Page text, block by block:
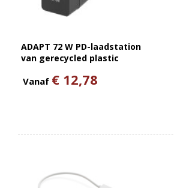
ADAPT 72 W PD-laadstation
van gerecycled plastic
Vanaf € 12,78